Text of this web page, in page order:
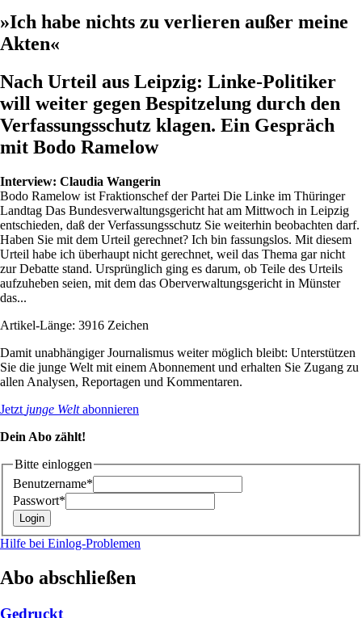
»Ich habe nichts zu verlieren außer meine
Akten«
Nach Urteil aus Leipzig: Linke-Politiker
will weiter gegen Bespitzelung durch den
Verfassungsschutz klagen. Ein Gespräch
mit Bodo Ramelow
Interview: Claudia Wangerin
Bodo Ramelow ist Fraktionschef der Partei Die Linke im Thüringer
Landtag Das Bundesverwaltungsgericht hat am Mittwoch in Leipzig
entschieden, daß der Verfassungsschutz Sie weiterhin beobachten darf.
Haben Sie mit dem Urteil gerechnet? Ich bin fassungslos. Mit diesem
Urteil habe ich überhaupt nicht gerechnet, weil das Thema gar nicht
zur Debatte stand. Ursprünglich ging es darum, ob Teile des Urteils
aufzuheben seien, mit dem das Oberverwaltungsgericht in Münster
das...
Artikel-Länge: 3916 Zeichen
Damit unabhängiger Journalismus weiter möglich bleibt: Unterstützen
Sie die junge Welt mit einem Abonnement und erhalten Sie Zugang zu
allen Analysen, Reportagen und Kommentaren.
Jetzt junge Weltabonnieren
Dein Abo zählt!
Bitte einloggen
Benutzername*
Passwort*
Hilfe bei Einlog-Problemen
Abo abschließen
Gedruckt